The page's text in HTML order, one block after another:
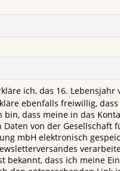
ich, das 16. Lebensjahr
ebenfalls freiwillig,
bin, dass meine in das
Daten von der Gesellschaft
mbH elektronisch
bekannt, dass ich meine